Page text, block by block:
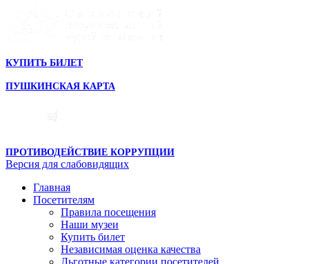
КУПИТЬ БИЛЕТ
ПУШКИНСКАЯ КАРТА
ПРОТИВОДЕЙСТВИЕ КОРРУПЦИИ
Версия для слабовидящих
Главная
Посетителям
Правила посещения
Наши музеи
Купить билет
Независимая оценка качества
Льготные категории посетителей